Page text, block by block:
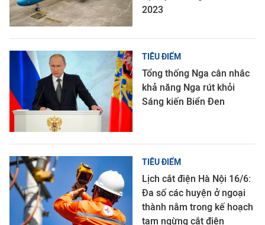
2023
TIÊU ĐIỂM
Tổng thống Nga cân nhắc
khả năng Nga rút khỏi
Sáng kiến Biển Đen
TIÊU ĐIỂM
Lịch cắt điện Hà Nội 16/6:
Đa số các huyện ở ngoại
thành nằm trong kế hoạch
tạm ngừng cắt điện